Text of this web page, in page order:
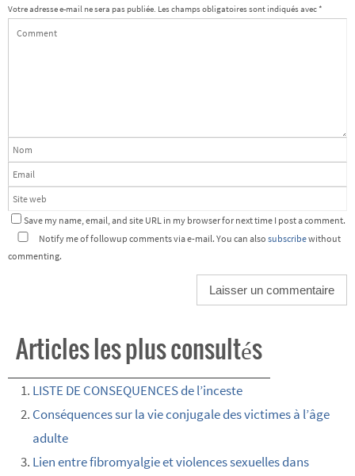
Votre adresse e-mail ne sera pas publiée. Les champs obligatoires sont indiqués avec*
Save my name, email, and site URL in my browser for next time I post a comment.
Notify me of followup comments via e-mail. You can also subscribewithout
commenting.
Articles les plus consultés
LISTE DE CONSEQUENCES de l’inceste
Conséquences sur la vie conjugale des victimes à l’âge
adulte
Lien entre fibromyalgie et violences sexuelles dans